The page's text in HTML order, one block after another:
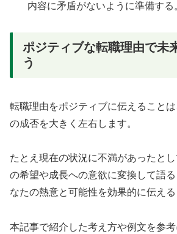
内容に矛盾がないように準備する
ポジティブな転職理由で未
う
転職理由をポジティブに伝えること
の成否を大きく左右します。
たとえ現在の状況に不満があったと
の希望や成長への意欲に変換して語
なたの熱意と可能性を効果的に伝える
本記事で紹介した考え方や例文を参